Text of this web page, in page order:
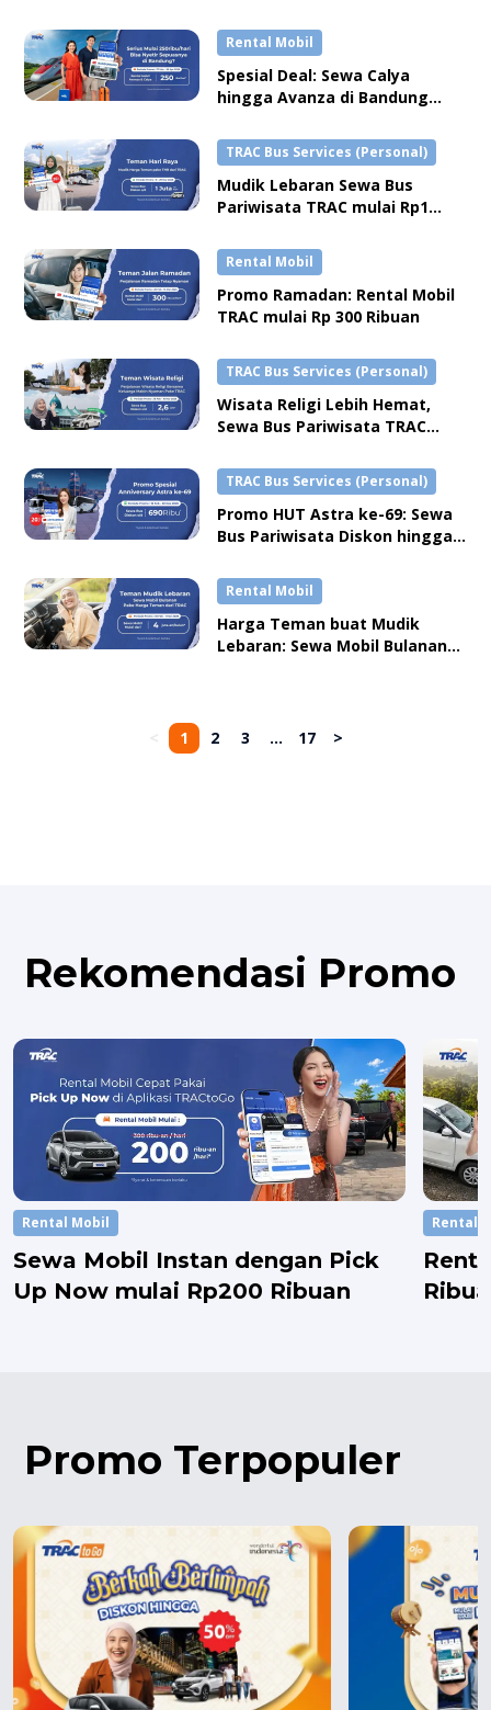
Rental Mobil
Spesial Deal: Sewa Calya
hingga Avanza di Bandung
TRAC Bus Services (Personal)
Mudik Lebaran Sewa Bus
Pariwisata TRAC mulai Rp1
Rental Mobil
Promo Ramadan: Rental Mobil
TRAC mulai Rp 300 Ribuan
TRAC Bus Services (Personal)
Wisata Religi Lebih Hemat,
Sewa Bus Pariwisata TRAC
TRAC Bus Services (Personal)
Promo HUT Astra ke-69: Sewa
Bus Pariwisata Diskon hingga
Rental Mobil
Harga Teman buat Mudik
Lebaran: Sewa Mobil Bulanan
1 2 3 ... 17 >
Rekomendasi Promo
Rental Mobil
Sewa Mobil Instan dengan Pick
Up Now mulai Rp200 Ribuan
Rental
Promo Terpopuler